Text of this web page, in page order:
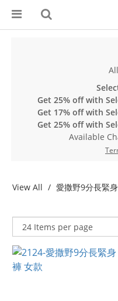
Get 25% off with
Get 17% off with
Get 25% off with
Available
View All 愛撒野9分長緊